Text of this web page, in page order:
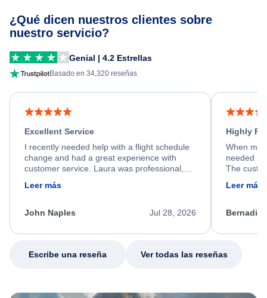
¿Qué dicen nuestros clientes sobre
nuestro servicio?
Genial | 4.2 Estrellas
Basado en 34,320 reseñas
Excellent Service
I recently needed help with a flight schedule
change and had a great experience with
customer service. Laura was professional,
friendly, and very helpful throughout the
process. She quickly found a solution and
appreciate her excellent service.
Leer más
Jul 28, 2026
John Naples
Highly
When my
needed
The
calm,
my issue.
Leer más
Escribe una reseña Ver todas las reseñas